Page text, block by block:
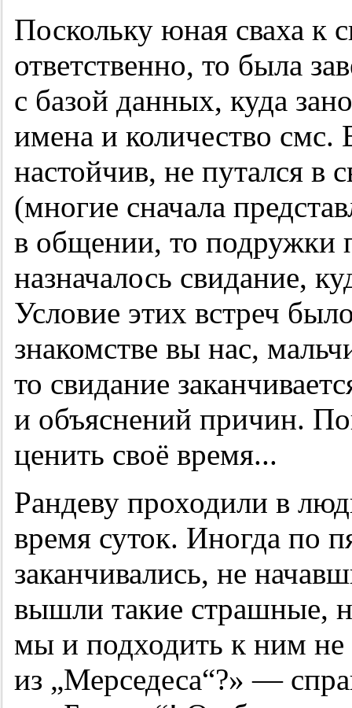
Поскольку юная сваха к
ответственно, то была
с базой данных, куда
имена и количество
настойчив, не путался в
(многие сначала
в общении, то подружки
назначалось свидание,
Условие этих встреч
знакомстве вы нас,
то свидание
и объяснений причин.
ценить своё время...
Рандеву проходили в
время суток. Иногда по
заканчивались, не
вышли такие страшные,
мы и подходить к ним
из „Мерседеса“?» —